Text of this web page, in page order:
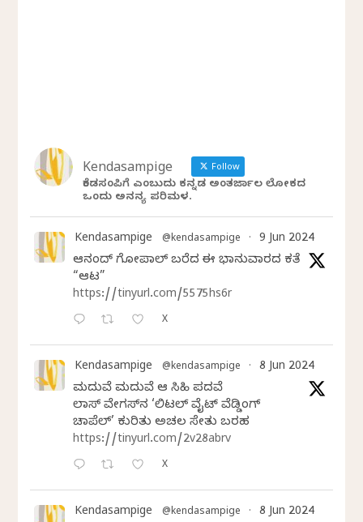
Kendasampige Follow
ಕೆಂಡಸಂಪಿಗೆ ಎಂಬುದು ಕನ್ನಡ ಅಂತರ್ಜಾಲ ಲೋಕದ
ಒಂದು ಅನನ್ಯ ಪರಿಮಳ.
Kendasampige @kendasampige · 9 Jun 2024
ಆನಂದ್‌ ಗೋಪಾಲ್‌ ಬರೆದ ಈ ಭಾನುವಾರದ ಕತೆ
“ಆಟ”
https://tinyurl.com/5575hs6r
X
Kendasampige @kendasampige · 8 Jun 2024
ಮದುವೆ ಮದುವೆ ಆ ಸಿಹಿ ಪದವೆ
ಲಾಸ್‌ ವೇಗಸ್‌ನ ‘ಲಿಟಲ್ ವೈಟ್ ವೆಡ್ಡಿಂಗ್
ಚಾಪೆಲ್’ ಕುರಿತು ಅಚಲ ಸೇತು ಬರಹ
https://tinyurl.com/2v28abrv
X
Kendasampige @kendasampige · 8 Jun 2024